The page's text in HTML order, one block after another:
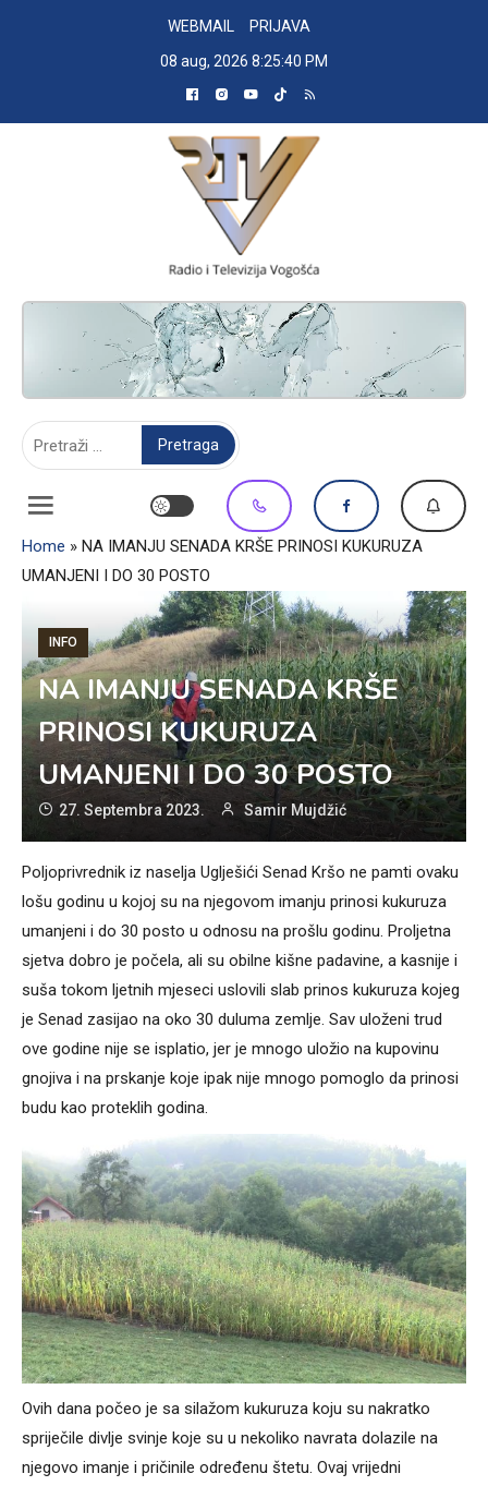
WEBMAIL
PRIJAVA
08 aug, 2026 8:25:41 PM
RADIO TELEVIZIJA VOGOŠĆA
Home » NA IMANJU SENADA KRŠE PRINOSI KUKURUZA
UMANJENI I DO 30 POSTO
INFO
NA IMANJU SENADA KRŠE
PRINOSI KUKURUZA
UMANJENI I DO 30 POSTO
27. Septembra 2023. Samir Mujdžić
Poljoprivrednik iz naselja Uglješići Senad Kršo ne pamti ovaku
lošu godinu u kojoj su na njegovom imanju prinosi kukuruza
umanjeni i do 30 posto u odnosu na prošlu godinu. Proljetna
sjetva dobro je počela, ali su obilne kišne padavine, a kasnije i
suša tokom ljetnih mjeseci uslovili slab prinos kukuruza kojeg
je Senad zasijao na oko 30 duluma zemlje. Sav uloženi trud
ove godine nije se isplatio, jer je mnogo uložio na kupovinu
gnojiva i na prskanje koje ipak nije mnogo pomoglo da prinosi
budu kao proteklih godina.
Ovih dana počeo je sa silažom kukuruza koju su nakratko
spriječile divlje svinje koje su u nekoliko navrata dolazile na
njegovo imanje i pričinile određenu štetu. Ovaj vrijedni